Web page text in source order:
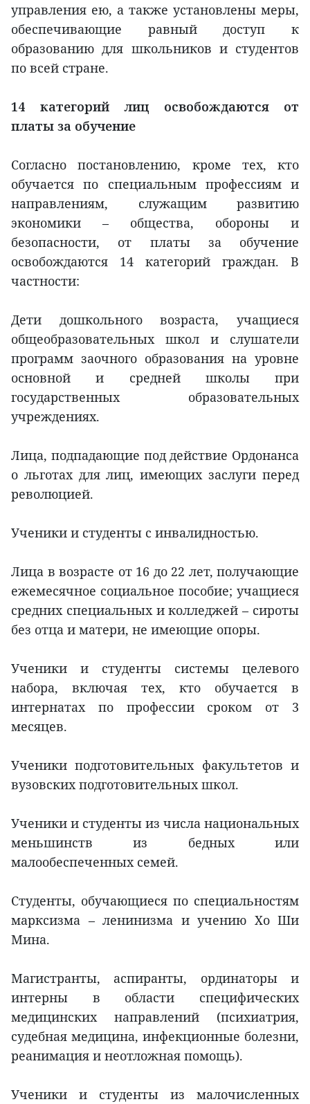
управления ею, а также установлены меры,
обеспечивающие равный доступ к
образованию для школьников и студентов
по всей стране.
14 категорий лиц освобождаются от
платы за обучение
Согласно постановлению, кроме тех, кто
обучается по специальным профессиям и
направлениям, служащим развитию
экономики – общества, обороны и
безопасности, от платы за обучение
освобождаются 14 категорий граждан. В
частности:
Дети дошкольного возраста, учащиеся
общеобразовательных школ и слушатели
программ заочного образования на уровне
основной и средней школы при
государственных образовательных
учреждениях.
Лица, подпадающие под действие Ордонанса
о льготах для лиц, имеющих заслуги перед
революцией.
Ученики и студенты с инвалидностью.
Лица в возрасте от 16 до 22 лет, получающие
ежемесячное социальное пособие; учащиеся
средних специальных и колледжей – сироты
без отца и матери, не имеющие опоры.
Ученики и студенты системы целевого
набора, включая тех, кто обучается в
интернатах по профессии сроком от 3
месяцев.
Ученики подготовительных факультетов и
вузовских подготовительных школ.
Ученики и студенты из числа национальных
меньшинств из бедных или
малообеспеченных семей.
Студенты, обучающиеся по специальностям
марксизма – ленинизма и учению Хо Ши
Мина.
Магистранты, аспиранты, ординаторы и
интерны в области специфических
медицинских направлений (психиатрия,
судебная медицина, инфекционные болезни,
реанимация и неотложная помощь).
Ученики и студенты из малочисленных